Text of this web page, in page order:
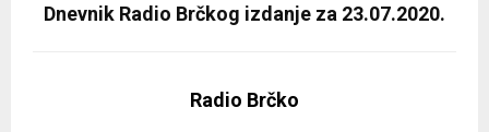
Dnevnik Radio Brčkog izdanje za 23.07.2020.
Radio Brčko